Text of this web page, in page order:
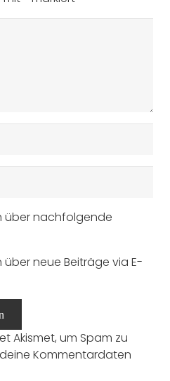
über nachfolgende
neue Beiträge via E-
Akismet, um Spam zu
Kommentardaten